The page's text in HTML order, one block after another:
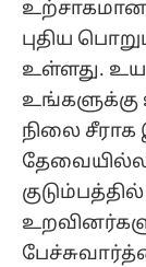
புதிய
உள்ளது.
உங்களுக்கு
நிலை